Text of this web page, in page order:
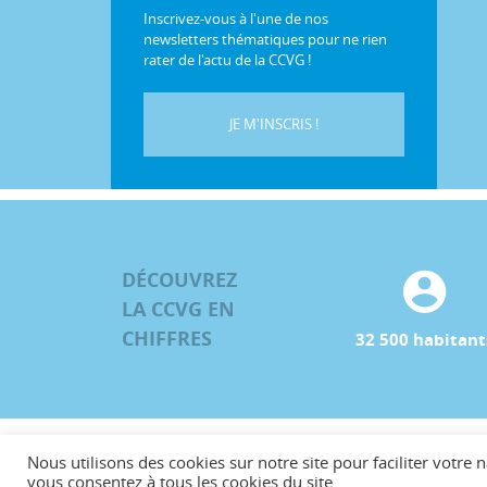
Inscrivez-vous à l'une de nos
newsletters thématiques pour ne rien
rater de l'actu de la CCVG !
JE M'INSCRIS !
DÉCOUVREZ
LA CCVG EN
CHIFFRES
32 500
©CCVG
Nous utilisons des cookies sur notre site pour faciliter votre
vous consentez à tous les cookies du site.